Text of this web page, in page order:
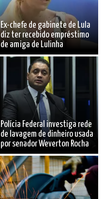
Ex-chefe de gabinete de Lula
diz ter recebido empréstimo
de amiga de Lulinha
Polícia Federal investiga rede
de lavagem de dinheiro usada
por senador Weverton Rocha